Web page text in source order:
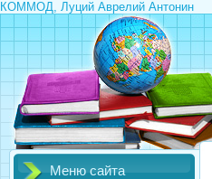
КОММОД, Луций Аврелий Антонин
Меню сайта